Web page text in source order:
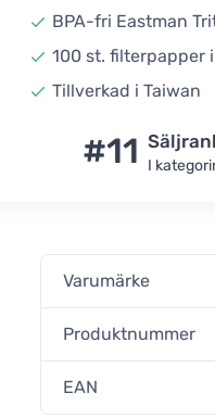
Clever
31,90 €
I lager
31,90 €
Clever
BPA-fri Eastman
100 st. filterpapper
Tillverkad i Taiwan
#11 I
Varumärke
Produktnummer
EAN